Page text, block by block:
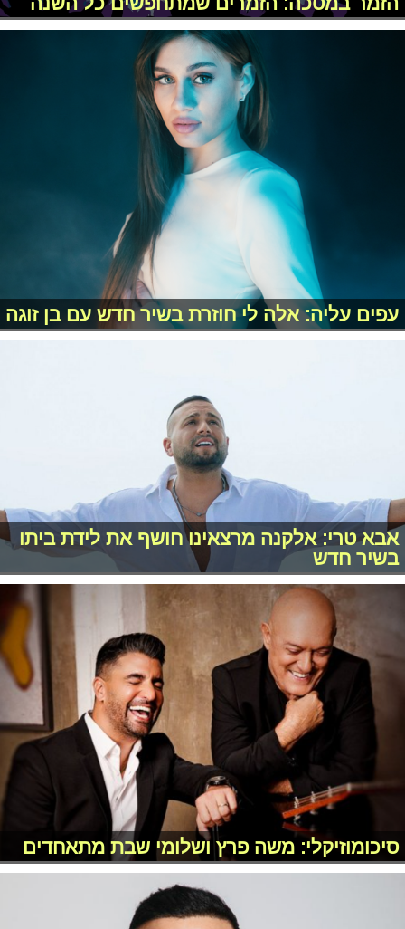
עפים עליה: אלה לי חוזרת בשיר חדש עם בן זוגה
אבא טרי: אלקנה מרצאינו חושף את לידת ביתו
בשיר חדש
סיכומוזיקלי: משה פרץ ושלומי שבת מתאחדים